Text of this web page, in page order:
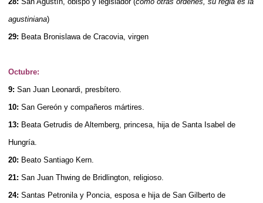
agustiniana)
29: Beata Bronislawa de Cracovia, virgen
Octubre:
9: San Juan Leonardi, presbítero.
10: San Gereón y compañeros mártires.
13: Beata Getrudis de Altemberg, princesa, hija de Santa Isabel de
Hungría.
20: Beato Santiago Kern.
21: San Juan Thwing de Bridlington, religioso.
24: Santas Petronila y Poncia, esposa e hija de San Gilberto de